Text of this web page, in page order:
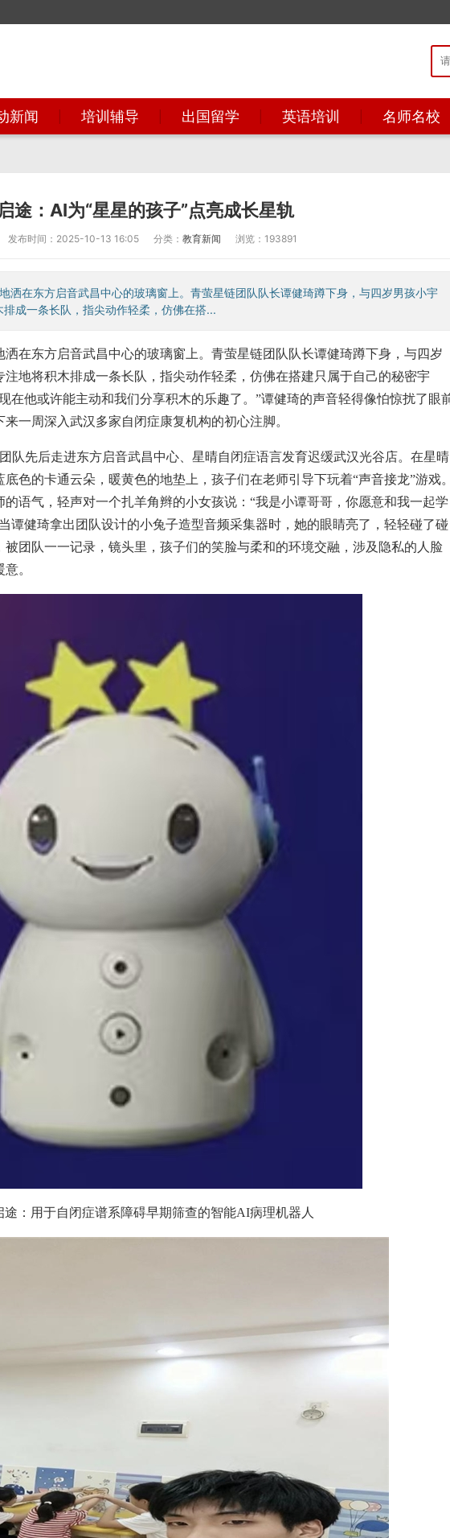
新闻 培训辅导 出国留学 英语培训 名师名校
途：AI为“星星的孩子”点亮成长星轨
发布时间：2025-10-13 16:05 分类：教育新闻 浏览：193891
洒在东方启音武昌中心的玻璃窗上。青萤星链团队队长谭健琦蹲下身，与四岁男孩小宇
成一条长队，指尖动作轻柔，仿佛在搭...
洒在东方启音武昌中心的玻璃窗上。青萤星链团队队长谭健琦蹲下身，与四岁
地将积木排成一条长队，指尖动作轻柔，仿佛在搭建只属于自己的秘密宇
在他或许能主动和我们分享积木的乐趣了。”谭健琦的声音轻得像怕惊扰了眼
一周深入武汉多家自闭症康复机构的初心注脚。
队先后走进东方启音武昌中心、星晴自闭症语言发育迟缓武汉光谷店。在星晴
色的卡通云朵，暖黄色的地垫上，孩子们在老师引导下玩着“声音接龙”游戏
语气，轻声对一个扎羊角辫的小女孩说：“我是小谭哥哥，你愿意和我一起学
谭健琦拿出团队设计的小兔子造型音频采集器时， 她的眼睛亮了，轻轻碰了碰
团队一一记录，镜头里，孩子们的笑脸与柔和的环境交融，涉及隐私的人脸
。
途：用于自闭症谱系障碍早期筛查的智能AI病理机器人